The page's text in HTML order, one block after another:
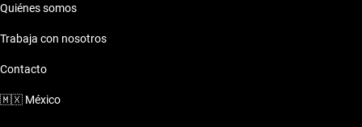
Quiénes somos
Trabaja con nosotros
Contacto
🇲🇽 México